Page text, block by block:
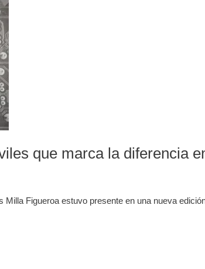
que marca la diferencia
Figueroa estuvo presente en una nueva